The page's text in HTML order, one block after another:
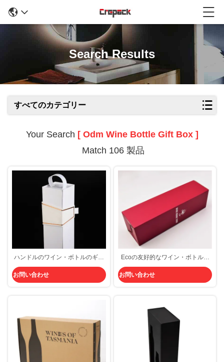
Search Results
すべてのカテゴリー
Your Search [ Odm Wine Bottle Gift Box ]
Match 106 製品
ハンドルのワイン・ボトルのギフ
ト用の箱の紫外線贅沢な包装の平
らなボール紙のジンのシャンペン
包装箱
お問い合わせ
Ecoの友好的なワイン・ボトルの
ギフト用の箱の折り畳み式の赤く
贅沢な板紙表紙
お問い合わせ